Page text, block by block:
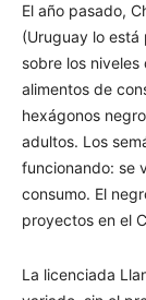
El año pasado,
(Uruguay lo
sobre los
alimentos de
hexágonos
adultos. Los
funcionando: se
consumo. El
proyectos en el
La licenciada